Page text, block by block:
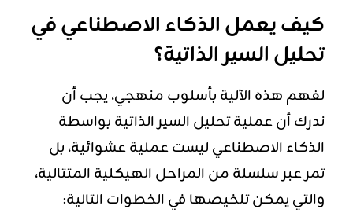
كيف يعمل الذكاء الاصطناعي في
تحليل السير الذاتية؟
لفهم هذه الآلية بأسلوب منهجي، يجب أن
ندرك أن عملية تحليل السير الذاتية بواسطة
الذكاء الاصطناعي ليست عملية عشوائية، بل
تمر عبر سلسلة من المراحل الهيكلية المتتالية،
والتي يمكن تلخيصها في الخطوات التالية: